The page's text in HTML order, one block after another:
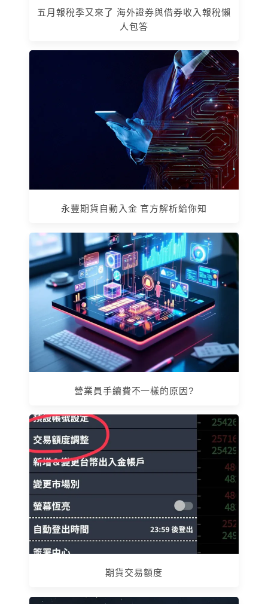
五月報稅季又來了 海外證券與借券收入報稅懶
人包答
永豐期貨自動入金 官方解析給你知
營業員手續費不一樣的原因?
期貨交易額度